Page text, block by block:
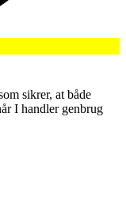
sikrer, at både
I handler genbrug